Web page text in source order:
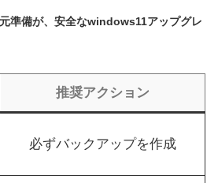
準備が、安全なwindows11アップグレ
推奨アクション
必ずバックアップを作成